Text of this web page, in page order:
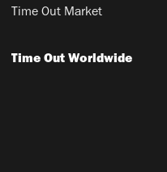
Time Out Market
Time Out Worldwide